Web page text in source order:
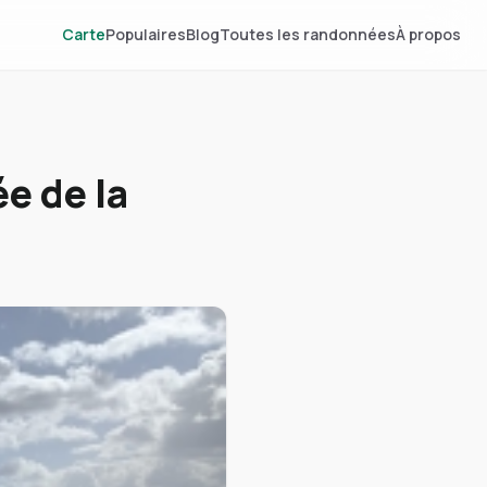
CartePopulairesBlogToutes les randonnéesÀ propos
de la